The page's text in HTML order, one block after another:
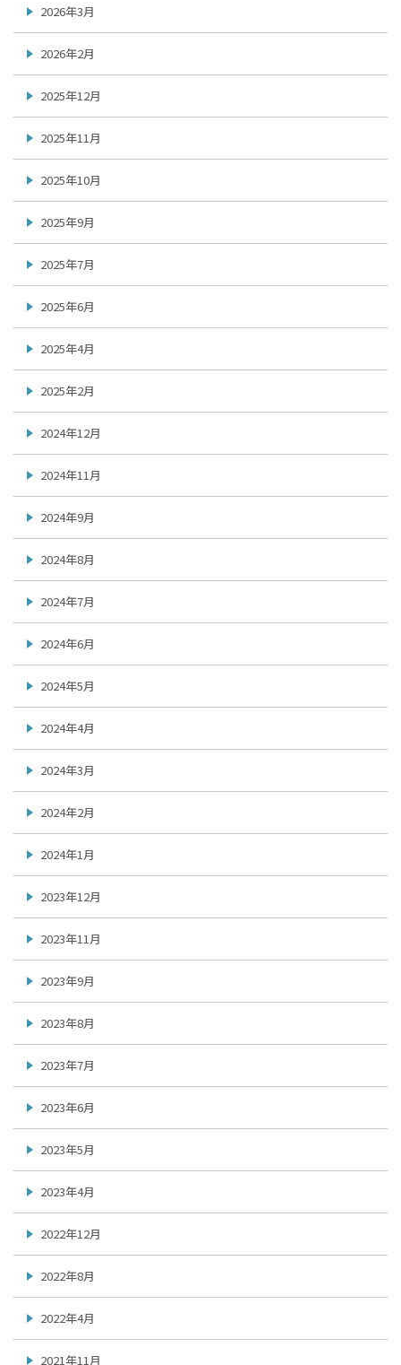
2026年3月
2026年2月
2025年12月
2025年11月
2025年10月
2025年9月
2025年7月
2025年6月
2025年4月
2025年2月
2024年12月
2024年11月
2024年9月
2024年8月
2024年7月
2024年6月
2024年5月
2024年4月
2024年3月
2024年2月
2024年1月
2023年12月
2023年11月
2023年9月
2023年8月
2023年7月
2023年6月
2023年5月
2023年4月
2022年12月
2022年8月
2022年4月
2021年11月